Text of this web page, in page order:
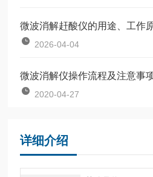
微波消解赶酸仪的用途、工作
2026-04-04
微波消解仪操作流程及注意事
2020-04-27
详细介绍